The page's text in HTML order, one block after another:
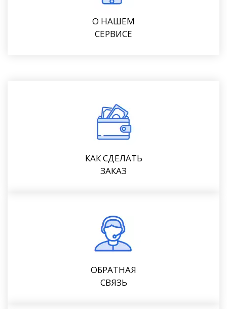
О НАШЕМ
СЕРВИСЕ
КАК СДЕЛАТЬ
ЗАКАЗ
ОБРАТНАЯ
СВЯЗЬ